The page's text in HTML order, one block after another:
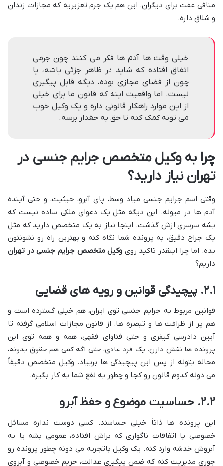
منافی عفت برای دیگران. این هم یک جرم تعزیریه که مجازات زندان
و شلاق داره.
خیلی وقت ها آدم ها فکر می کنند چون جرمی
اتفاق افتاده که شاید در ظاهر جزئی باشه، یا
چون از فضای مجازی بوده، دیگه قابل پیگیری
نیست. اما واقعیت اینه که قانون ما برای خیلی
از این موارد راهکار قانونی داره و یک وکیل خوب
می تونه کمک کنه تا حق به حقدار برسه.
چرا به وکیل متخصص جرایم جنسی در
تهران نیاز دارید؟
وقتی اسم جرایم جنسی میاد وسط، پای آبرو، حیثیت، و حتی آینده
آدم ها در میونه. این دیگه مثل یک دعوای ملکی ساده نیست که
بشه سرسری ازش گذشت. اینجا نیاز به یک متخصص دارید که مثل
یک جراح دقیق، به پرونده شما نگاه کنه و بهترین راه رو نشونتون
بده. اما چرا اینقدر تاکید روی وکیل متخصص جرایم جنسی در تهران
داریم؟
۲.۱. پیچیدگی قوانین و رویه های قضایی
قوانین مربوط به جرایم جنسی توی ایران، هم خیلی گسترده است و
هم پر از ظرافت ها و تبصره ها. از قانون مجازات اسلامی گرفته تا
آیین دادرسی کیفری و حتی فتاوای فقهی، همه و همه توی این
پرونده ها نقش دارن. یک فرد عادی، حتی اگه کمی هم حقوق بدونه،
محاله بتونه از پس این پیچیدگی ها بربیاد. وکیل متخصص دقیقاً
می دونه کدوم قانون رو کجا و چطور به نفع شما به کار بگیره.
۲.۲. حساسیت موضوع و حفظ آبرو
این پرونده ها ذاتاً خیلی حساسند. کسی دوست نداره مسائل
خصوصی یا اتفاقات ناگواری که براش افتاده، عمومی بشه یا به
آبروش خدشه وارد کنه. یک وکیل باتجربه می دونه چطور پرونده رو
جوری مدیریت کنه که ضمن پیگیری عدالت، حریم خصوصی و آبروی